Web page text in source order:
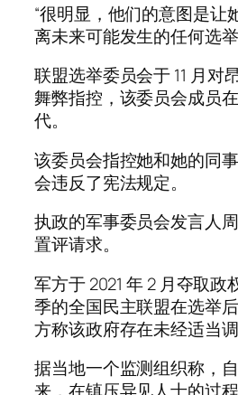
“很明显，他们的意图是让
离未来可能发生的任何选举
联盟选举委员会于 11 月对
舞弊指控，该委员会成员
代。
该委员会指控她和她的同
会违反了宪法规定。
执政的军事委员会发言人
置评请求。
军方于 2021 年 2 月夺取
季的全国民主联盟在选举
方称该政府存在未经适当调
据当地一个监测组织称，